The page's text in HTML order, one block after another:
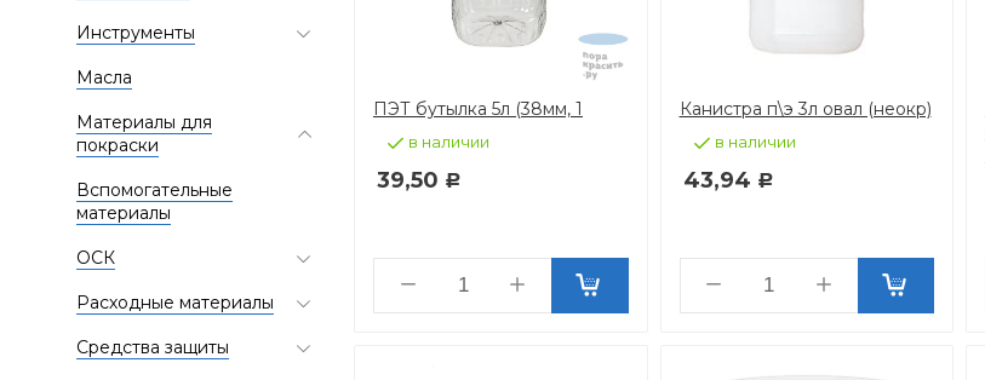
Инструменты
Масла
Материалы для
покраски
Вспомогательные
материалы
ОСК
Расходные материалы
Средства защиты
ПЭТ бутылка 5л (38мм, 1
в наличии
39,50 Р
Канистра п\э 3л овал (неокр)
в наличии
43,94 Р